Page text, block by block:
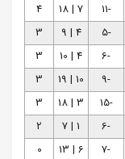
-11
7 | 18
4
-5
4 | 9
3
-6
4 | 10
3
-9
10 | 19
3
-15
3 | 18
3
-6
1 | 7
2
-7
6 | 13
0